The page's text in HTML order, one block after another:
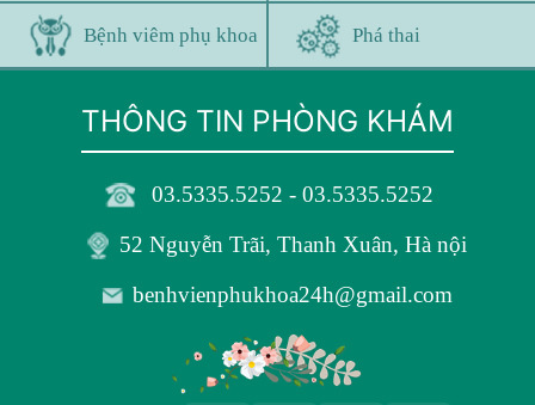
Bệnh viêm phụ khoa Phá thai
THÔNG TIN PHÒNG KHÁM
03.5335.5252 - 03.5335.5252
52 Nguyễn Trãi, Thanh Xuân, Hà nội
benhvienphukhoa24h@gmail.com